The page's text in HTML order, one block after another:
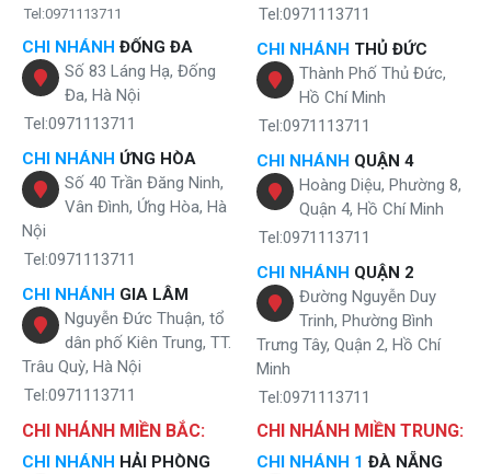
Tel:0971113711
CHI NHÁNH ĐỐNG ĐA
Số 83 Láng Hạ, Đống
Đa, Hà Nội
Tel:0971113711
CHI NHÁNH ỨNG HÒA
Số 40 Trần Đăng Ninh,
Vân Đình, Ứng Hòa, Hà
Nội
Tel:0971113711
CHI NHÁNH GIA LÂM
Nguyễn Đức Thuận, tổ
dân phố Kiên Trung, TT.
Trâu Quỳ, Hà Nội
Tel:0971113711
Tel:0971113711
CHI NHÁNH THỦ ĐỨC
Thành Phố Thủ Đức,
Hồ Chí Minh
Tel:0971113711
CHI NHÁNH QUẬN 4
Hoàng Diệu, Phường 8,
Quận 4, Hồ Chí Minh
Tel:0971113711
CHI NHÁNH QUẬN 2
Đường Nguyễn Duy
Trinh, Phường Bình
Trưng Tây, Quận 2, Hồ Chí
Minh
Tel:0971113711
CHI NHÁNH MIỀN BẮC:
CHI NHÁNH HẢI PHÒNG
CHI NHÁNH MIỀN TRUNG:
CHI NHÁNH 1 ĐÀ NẴNG